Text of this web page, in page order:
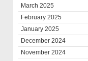
March 2025
February 2025
January 2025
December 2024
November 2024